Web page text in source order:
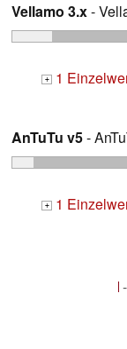
Vellamo 3.x-
+ 1
AnTuTu v5-
+ 1